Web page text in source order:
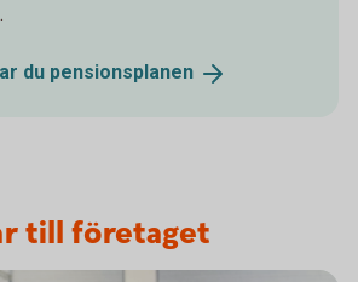
du pensionsplanen
till företaget